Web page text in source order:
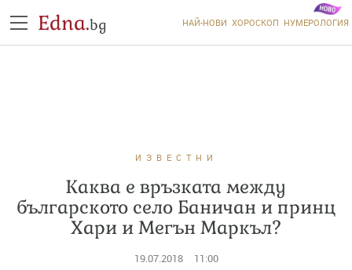
Edna.bg НАЙ-НОВИ ХОРОСКОП НУМЕРОЛОГИЯ
ИЗВЕСТНИ
Каква е връзката между
българското село Баничан и принц
Хари и Мегън Маркъл?
19.07.2018 11:00